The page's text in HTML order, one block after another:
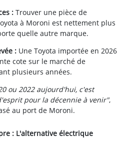
: Trouver une pièce de
à Moroni est nettement plus
quelle autre marque.
: Une Toyota importée en 2026
cote sur le marché de
plusieurs années.
ou 2022 aujourd'hui, c'est
pour la décennie à venir",
au port de Moroni.
: L'alternative électrique